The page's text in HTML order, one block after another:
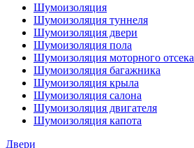
Шумоизоляция
Шумоизоляция туннеля
Шумоизоляция двери
Шумоизоляция пола
Шумоизоляция моторного отсека
Шумоизоляция багажника
Шумоизоляция крыла
Шумоизоляция салона
Шумоизоляция двигателя
Шумоизоляция капота
Двери